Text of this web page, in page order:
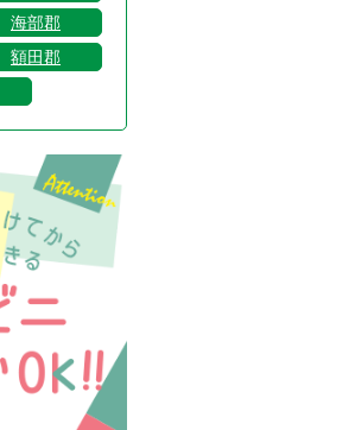
海部郡
額田郡